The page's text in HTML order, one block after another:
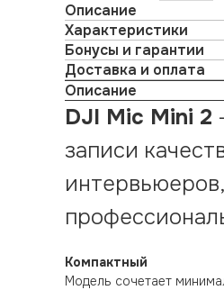
Описание
Характеристики
Бонусы и гарантии
Доставка и оплата
Описание
DJI Mic Mini 2
записи
Компактный
Модель сочетает